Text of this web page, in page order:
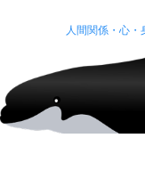
人間関係・心